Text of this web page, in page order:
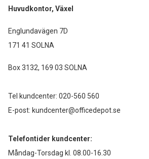
Huvudkontor, Växel
Englundavägen 7D
171 41 SOLNA
Box 3132, 169 03 SOLNA
Tel kundcenter: 020-560 560
E-post: kundcenter@officedepot.se
Telefontider kundcenter:
Måndag-Torsdag kl. 08.00-16.30